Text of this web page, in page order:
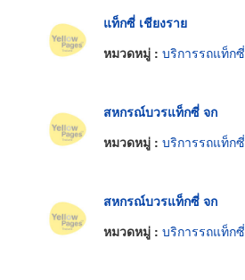
แท็กซี่ เชียงราย
หมวดหมู่ : บริการรถแท็กซี่
สหกรณ์บวรแท็กซี่ จก
หมวดหมู่ : บริการรถแท็กซี่
สหกรณ์บวรแท็กซี่ จก
หมวดหมู่ : บริการรถแท็กซี่